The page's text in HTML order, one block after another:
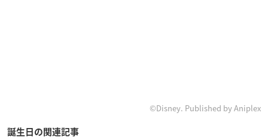
©Disney. Published by Aniplex
誕生日の関連記事